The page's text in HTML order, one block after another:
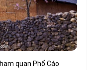
quan Phố Cáo